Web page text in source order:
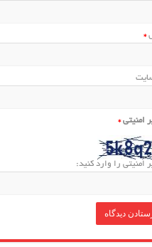
*
امنیتی*
امنیتی را وارد کنید: